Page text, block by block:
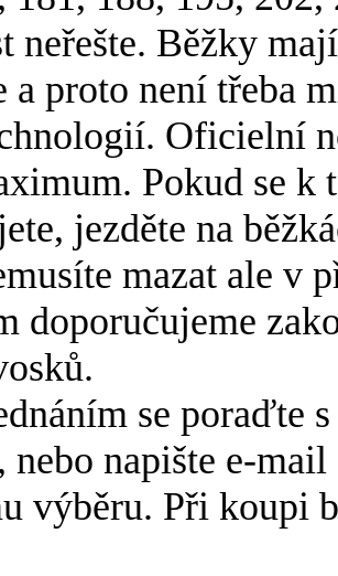
neřešte. Běžky
a proto není třeba
Oficielní
Pokud se
jezděte na
mazat ale v
doporučujeme
se poraďte
nebo napište e-
výběru. Při koupi